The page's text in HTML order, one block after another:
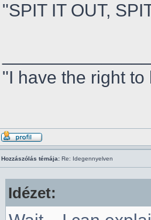
"SPIT IT OUT,
"I have the right to
Hozzászólás témája: Re: Idegennyelven
Idézet: